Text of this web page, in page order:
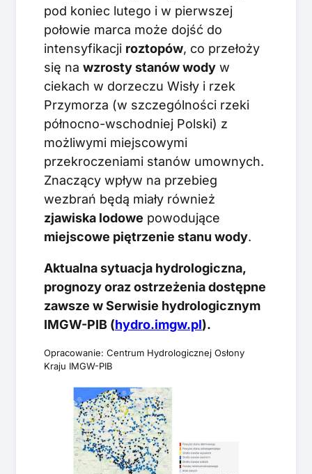
pod koniec lutego i w pierwszej
połowie marca może dojść do
intensyfikacji roztopów, co przełoży
się na wzrosty stanów wody w
ciekach w dorzeczu Wisły i rzek
Przymorza (w szczególności rzeki
północno-wschodniej Polski) z
możliwymi miejscowymi
przekroczeniami stanów umownych.
Znaczący wpływ na przebieg
wezbrań będą miały również
zjawiska lodowe powodujące
miejscowe piętrzenie stanu wody.
Aktualna sytuacja hydrologiczna,
prognozy oraz ostrzeżenia dostępne
zawsze w Serwisie hydrologicznym
IMGW-PIB (hydro.imgw.pl).
Opracowanie: Centrum Hydrologicznej Osłony
Kraju IMGW-PIB